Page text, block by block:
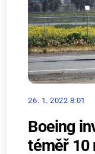
26. 1. 2022 8:01
Boeing
téměř 10